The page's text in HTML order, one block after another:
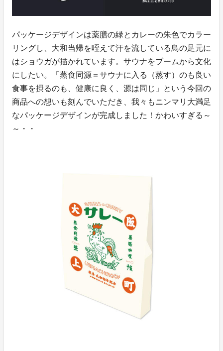
パッケージデザインは薬膳の緑とカレーの朱色でカラー
リングし、大和当帰を咥えて汗を流している鳥の足元に
はショウガが描かれています。サウナをブームから文化
にしたい。「蒸食同源＝サウナに入る（蒸す）のも良い
食事を摂るのも、健康に良く、源は同じ」という今回の
商品への想いも刻んでいただき、我々もニンマリ大満足
なパッケージデザインが完成しました！かわいすぎる～
～・・